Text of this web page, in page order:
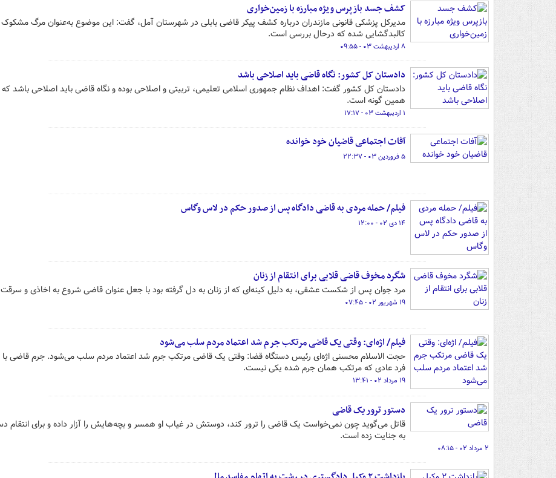
کشف جسد بازپرس ویژه مبارزه با زمین‌خواری
مدیرکل پزشکی قانونی مازندران درباره کشف پیکر قاضی بابلی در شهرستان آمل، گفت: این موضوع به‌عنوان مرگ مشکوک
کالبدگشایی شده که درحال بررسی است.
۸ اردیبهشت ۰۳ - ۰۹:۵۵
دادستان کل کشور: نگاه قاضی باید اصلاحی باشد
دادستان کل کشور گفت: اهداف نظام جمهوری اسلامی تعلیمی، تربیتی و اصلاحی بوده و نگاه قاضی باید اصلاحی باشد که
همین گونه است.
۱ اردیبهشت ۰۳ - ۱۷:۱۷
آفات اجتماعی قاضیان خود خوانده
۵ فروردین ۰۳ - ۲۲:۳۷
فیلم/ حمله مردی به قاضی دادگاه پس از صدور حکم در لاس وگاس
۱۴ دی ۰۲ - ۱۲:۰۰
شگرد مخوف قاضی قلابی برای انتقام از زنان
مرد جوان پس از شکست عشقی، به دلیل کینه‌ای که از زنان به دل گرفته بود با جعل عنوان قاضی شروع به اخاذی و
۱۹ شهریور ۰۲ - ۰۷:۴۵
فیلم/ اژه‌ای: وقتی یک قاضی مرتکب جرم‌ شد اعتماد مردم سلب می‌شود
حجت الاسلام محسنی اژه‌ای رئیس دستگاه قضا: وقتی یک قاضی مرتکب جرم‌ شد اعتماد مردم سلب می‌شود. جرم قاضی
فرد عادی که مرتکب همان جرم شده یکی نیست.
۱۹ مرداد ۰۲ - ۱۳:۴۱
دستور ترور یک قاضی
قاتل می‌گوید چون نمی‌خواست یک قاضی را ترور کند، دوستش در غیاب او همسر و بچه‌هایش را آزار داده و برای انتقام
به جنایت زده است.
۲ مرداد ۰۲ - ۰۸:۱۵